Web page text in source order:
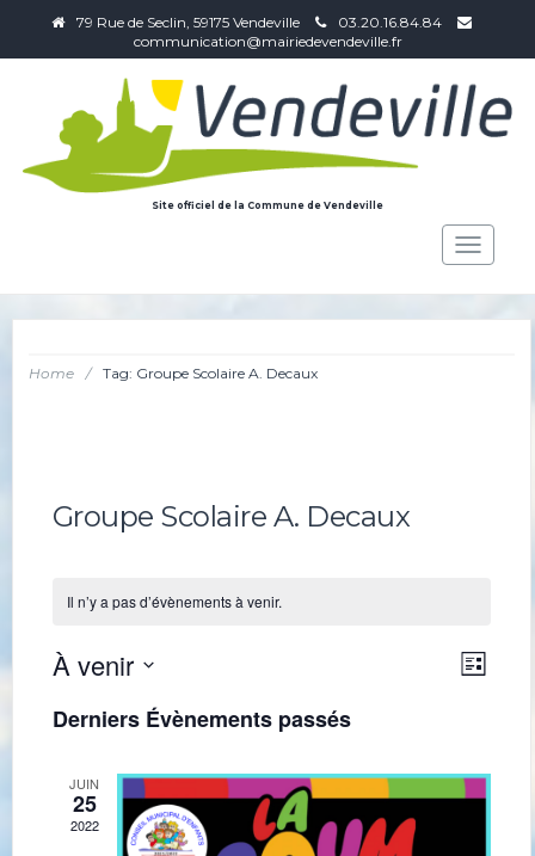
79 Rue de Seclin, 59175 Vendeville
03.20.16.84.84
communication@mairiedevendeville.fr
Site officiel de la Commune de Vendeville
Toggle
Home / Tag: Groupe Scolaire A. Decaux
Groupe Scolaire A. Decaux
Il n’y a pas d’évènements à venir.
Liste
À venir
une
date.
Derniers Évènements passés
JUIN
25
2022